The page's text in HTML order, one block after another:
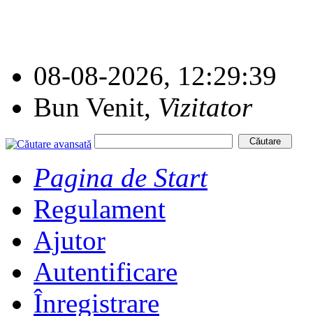
08-08-2026, 12:29:39
Bun Venit, Vizitator
Pagina de Start
Regulament
Ajutor
Autentificare
Înregistrare